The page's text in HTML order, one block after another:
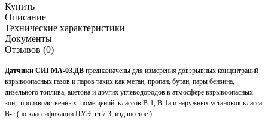
Купить
Описание
Технические характеристики
Документы
Отзывов (0)
Датчики СИГМА-03.ДВ предназначены для измерения довзрывных концентраций
взрывоопасных газов и паров таких как метан, пропан, бутан, пары бензина,
дизельного топлива, ацетона и других углеводородов в атмосфере взрывоопасных
зон, производственных помещений классов В-1, В-1а и наружных установок класса
В-г (по классификации ПУЭ, гл.7.3, изд.шестое.).